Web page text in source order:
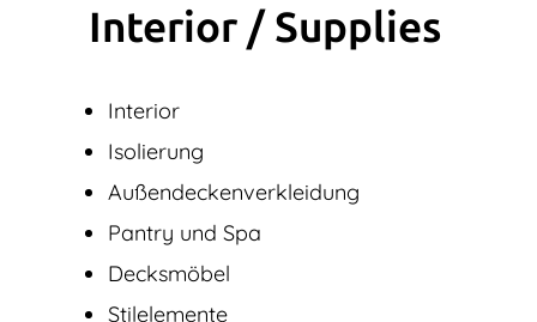
Interior / Supplies
Interior
Isolierung
Außendecken­verkleidung
Pantry und Spa
Decksmöbel
Stilelemente